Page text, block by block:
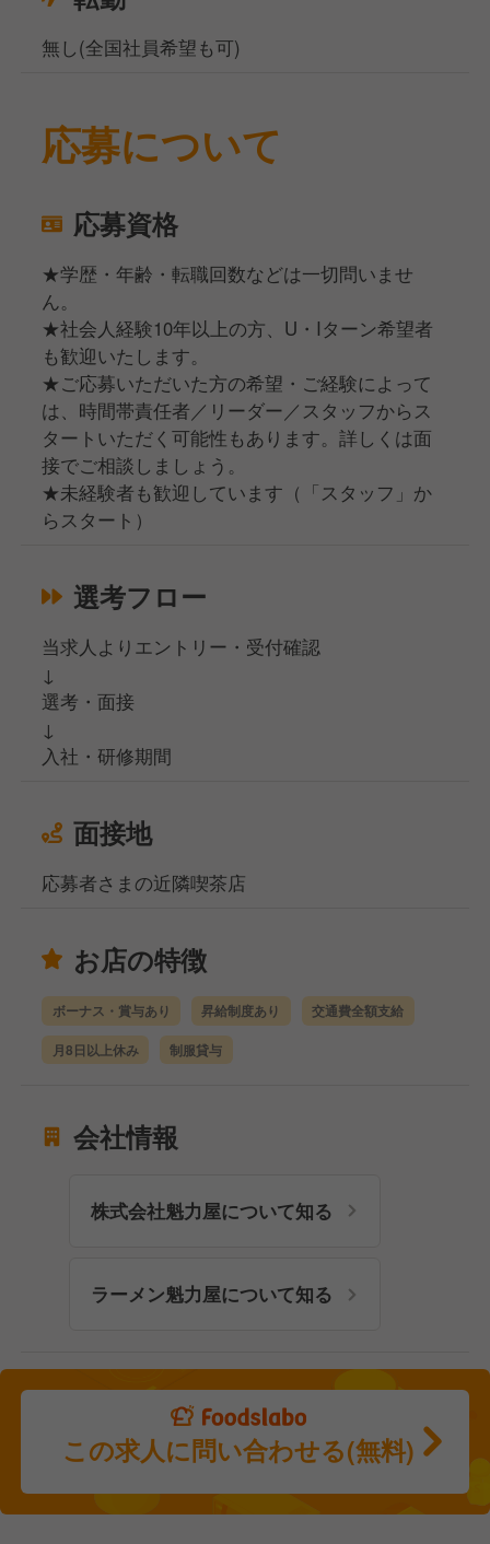
無し(全国社員希望も可)
応募について
応募資格
★学歴・年齢・転職回数などは一切問いませ
ん。
★社会人経験10年以上の方、U・Iターン希望者
も歓迎いたします。
★ご応募いただいた方の希望・ご経験によって
は、時間帯責任者／リーダー／スタッフからス
タートいただく可能性もあります。詳しくは面
接でご相談しましょう。
★未経験者も歓迎しています（「スタッフ」か
らスタート）
選考フロー
当求人よりエントリー・受付確認
↓
選考・面接
↓
入社・研修期間
面接地
応募者さまの近隣喫茶店
お店の特徴
ボーナス・賞与あり 昇給制度あり 交通費全額支給
月8日以上休み 制服貸与
会社情報
株式会社魁力屋について知る
ラーメン魁力屋について知る
この求人に問い合わせる(無料)